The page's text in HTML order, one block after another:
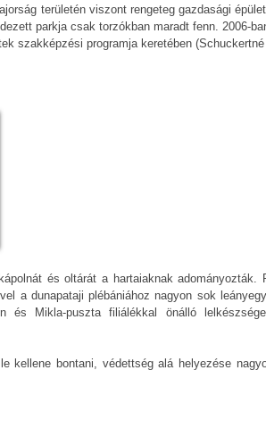
területén viszont rengeteg gazdasági
parkja csak torzókban maradt fenn. 2006-
szakképzési programja keretében (Schuckertné
és oltárát a hartaiaknak adományozták.
a dunapataji plébániához nagyon sok
és Mikla-puszta filiálékkal önálló
kellene bontani, védettség alá helyezése